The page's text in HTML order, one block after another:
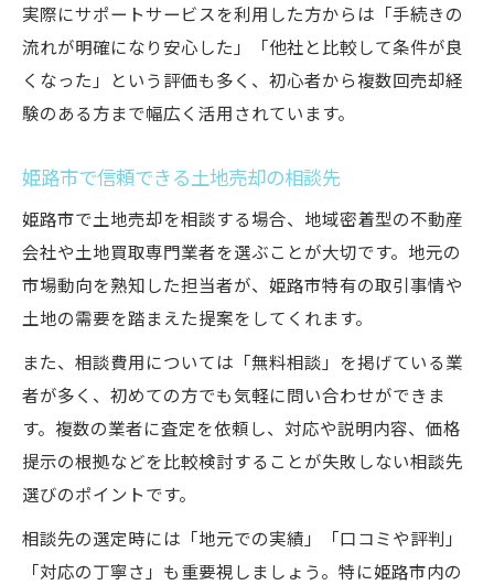
専門サポートで安心の姫路市土地売却体験
姫路市土地売却は経験豊富なスタッフに相
姫路市土地売却で満足できるサポートの特
実際にサポートサービスを利用した方からは「手続きの
流れが明確になり安心した」「他社と比較して条件が良
くなった」という評価も多く、初心者から複数回売却経
験のある方まで幅広く活用されています。
姫路市で信頼できる土地売却の相談先
姫路市で土地売却を相談する場合、地域密着型の不動産
会社や土地買取専門業者を選ぶことが大切です。地元の
市場動向を熟知した担当者が、姫路市特有の取引事情や
土地の需要を踏まえた提案をしてくれます。
また、相談費用については「無料相談」を掲げている業
者が多く、初めての方でも気軽に問い合わせができま
す。複数の業者に査定を依頼し、対応や説明内容、価格
提示の根拠などを比較検討することが失敗しない相談先
選びのポイントです。
相談先の選定時には「地元での実績」「口コミや評判」
「対応の丁寧さ」も重要視しましょう。特に姫路市内の